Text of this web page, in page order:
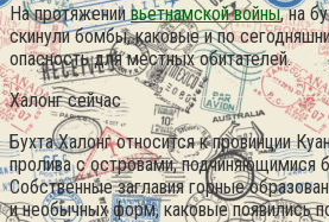
На протяжениивьетнамской войны, на
скинули бомбы, каковые и по
опасность для местных обитателей.
Халонг сейчас
Бухта Халонг относится к провинции
пролива с островами, подчиняющимися
Собственные заглавия горные
и необычных форм, каковые появились